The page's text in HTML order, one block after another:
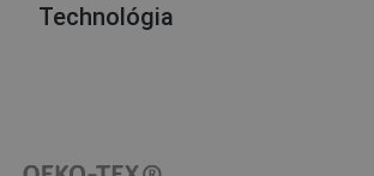
Technológia